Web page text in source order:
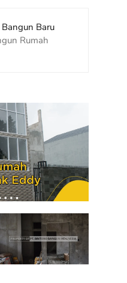
Bangun Baru
Rumah